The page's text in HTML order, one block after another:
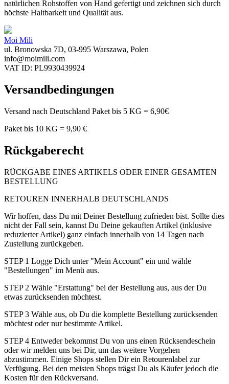
natürlichen Rohstoffen von Hand gefertigt und zeichnen sich durch
höchste Haltbarkeit und Qualität aus.
Moi Mili
ul. Bronowska 7D, 03-995 Warszawa, Polen
info@moimili.com
VAT ID: PL9930439924
Versandbedingungen
Versand nach Deutschland Paket bis 5 KG = 6,90€
Paket bis 10 KG = 9,90 €
Rückgaberecht
RÜCKGABE EINES ARTIKELS ODER EINER GESAMTEN
BESTELLUNG
RETOUREN INNERHALB DEUTSCHLANDS
Wir hoffen, dass Du mit Deiner Bestellung zufrieden bist. Sollte dies
nicht der Fall sein, kannst Du Deine gekauften Artikel (inklusive
reduzierter Artikel) ganz einfach innerhalb von 14 Tagen nach
Zustellung zurückgeben.
STEP 1 Logge Dich unter "Mein Account" ein und wähle
"Bestellungen" im Menü aus.
STEP 2 Wähle "Erstattung" bei der Bestellung aus, aus der Du
etwas zurücksenden möchtest.
STEP 3 Wähle aus, ob Du die komplette Bestellung zurücksenden
möchtest oder nur bestimmte Artikel.
STEP 4 Entweder bekommst Du von uns einen Rücksendeschein
oder wir melden uns bei Dir, um das weitere Vorgehen
abzustimmen. Einige Shops stellen Dir ein Retourenlabel zur
Verfügung. Bei den meisten Shops trägst Du als Käufer jedoch die
Kosten für den Rückversand.